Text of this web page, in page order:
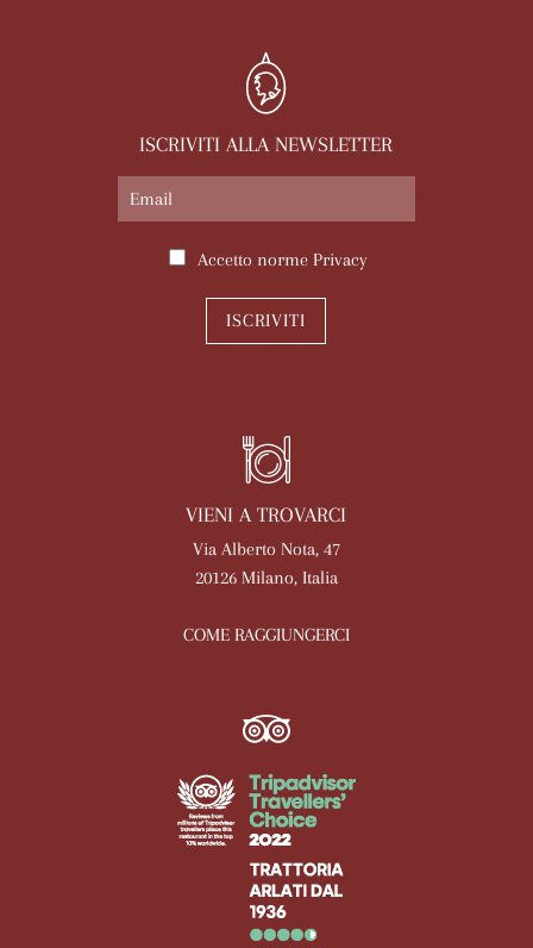
ISCRIVITI ALLA NEWSLETTER
Accetto norme Privacy
ISCRIVITI
VIENI A TROVARCI
Via Alberto Nota, 47
20126 Milano, Italia
COME RAGGIUNGERCI